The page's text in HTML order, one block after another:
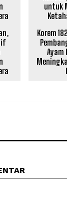
Korem
Ayam